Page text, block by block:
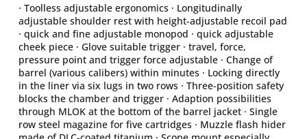
· Toolless adjustable ergonomics · Longitudinally
adjustable shoulder rest with height-adjustable recoil pad
· quick and fine adjustable monopod · quick adjustable
cheek piece · Glove suitable trigger · travel, force,
pressure point and trigger force adjustable · Change of
barrel (various calibers) within minutes · Locking directly
in the liner via six lugs in two rows · Three-position safety
blocks the chamber and trigger · Adaption possibilities
through MLOK at the bottom of the barrel jacket · Single
row steel magazine for five cartridges · Muzzle flash hider